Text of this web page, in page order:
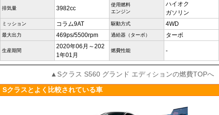
排気量 3982cc
使用燃料
エンジン
ハイオク
ガソリン
ミッション コラム9AT 駆動方式 4WD
最大出力 469ps/5500rpm 過給器（ターボ） ターボ
生産期間
2020年06月～202
1年01月
燃費性能 -
▲Sクラス S560 グランド エディションの燃費TOPへ
Sクラスとよく比較されている車